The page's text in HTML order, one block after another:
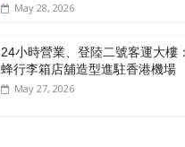
May 28, 2026
24小時營業、登陸二號客運大樓
蜂行李箱店舖造型進駐香港機場
May 27, 2026